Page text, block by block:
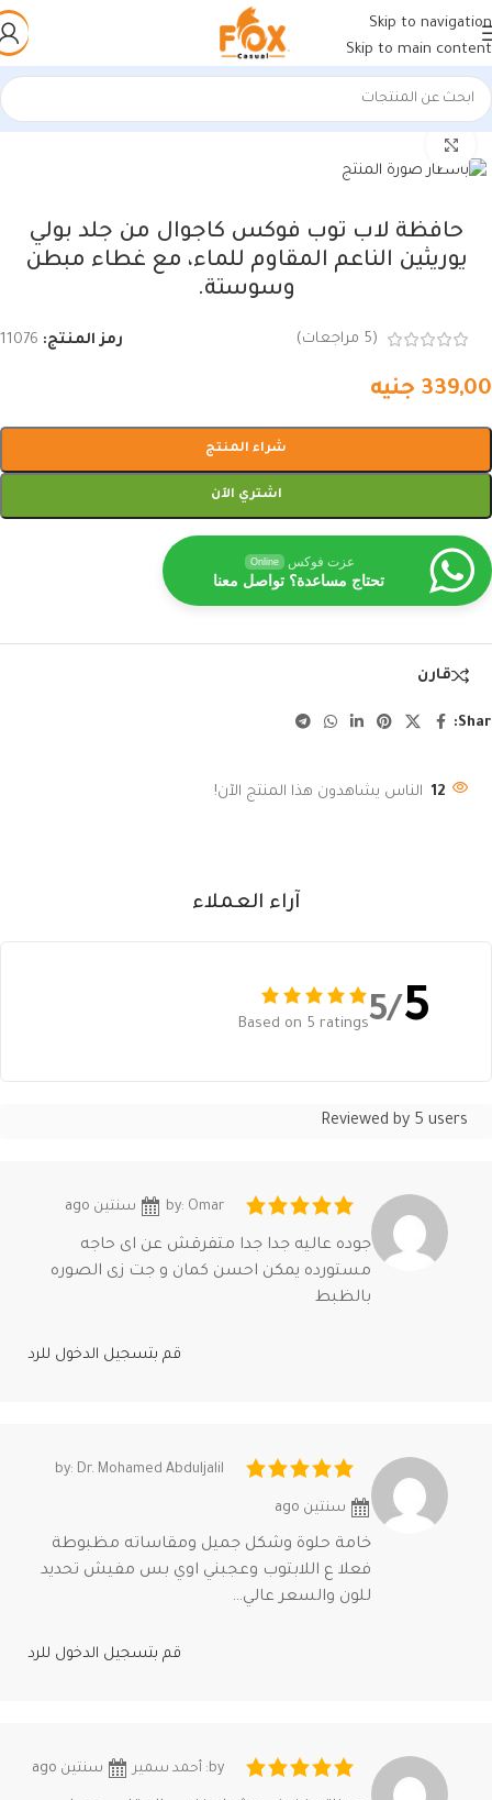
Skip to navigation
Skip to main content
الرئيسية/شنط و محافظ
حافظة لاب توب فوكس كاجوال من جلد بولي
يوريثين الناعم المقاوم للماء، مع غطاء مبطن
وسوستة.
(
5 مراجعات) رمز المنتج: 11076
339,00 جنيه
شراء المنتج
اشتري الآن
عزت فوكس Online
تحتاج مساعدة؟ تواصل معنا
قارن
12 الناس يشاهدون هذا المنتج الآن!
آراء العملاء
5
/5
Based on 5 ratings
Reviewed by 5 users
by: Omar سنتين ago
جوده عاليه جدا جدا متفرقش عن اى حاجه
مستورده يمكن احسن كمان و جت زى الصوره
بالظبط
قم بتسجيل الدخول للرد
by: Dr. Mohamed Abduljalil
سنتين ago
خامة حلوة وشكل جميل ومقاساته مظبوطة
فعلا ع اللابتوب وعجبني اوي بس مفيش تحديد
للون والسعر عالي…
قم بتسجيل الدخول للرد
by: أحمد سمير سنتين ago